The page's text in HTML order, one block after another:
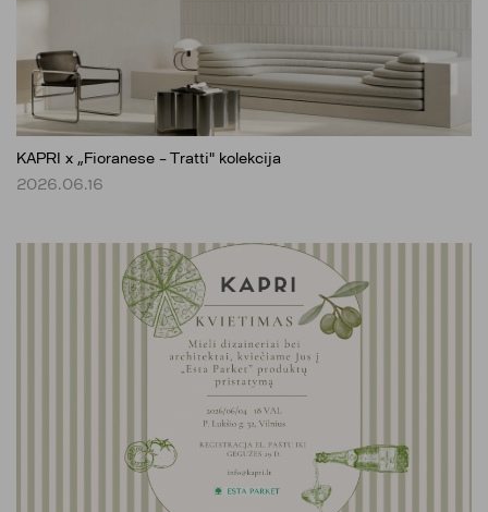
KAPRI x „Fioranese – Tratti" kolekcija
2026.06.16